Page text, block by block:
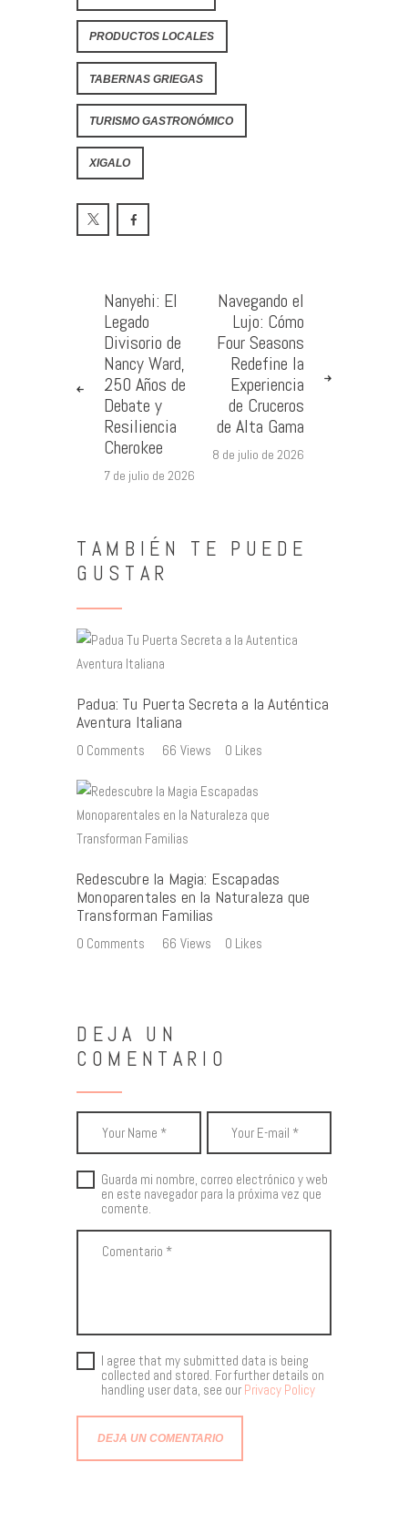
PRODUCTOS LOCALES
TABERNAS GRIEGAS
TURISMO GASTRONÓMICO
XIGALO
Nanyehi: El
Legado
Divisorio de
Nancy Ward,
250 Años de
Debate y
Resiliencia
Cherokee
7 de julio de 2026
Navegando el
Lujo: Cómo
Four Seasons
Redefine la
Experiencia
de Cruceros
de Alta Gama
8 de julio de 2026
TAMBIÉN TE PUEDE
GUSTAR
Padua: Tu Puerta Secreta a la Auténtica
Aventura Italiana
0 Comments 66 Views 0 Likes
Redescubre la Magia: Escapadas
Monoparentales en la Naturaleza que
Transforman Familias
0 Comments 66 Views 0 Likes
DEJA UN
COMENTARIO
Guarda mi nombre, correo electrónico y web
en este navegador para la próxima vez que
comente.
I agree that my submitted data is being
collected and stored. For further details on
handling user data, see our Privacy Policy